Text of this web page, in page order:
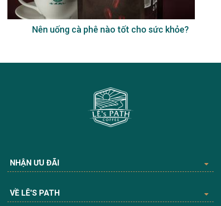
Nên uống cà phê nào tốt cho sức khỏe?
NHẬN ƯU ĐÃI
VỀ LÊ'S PATH